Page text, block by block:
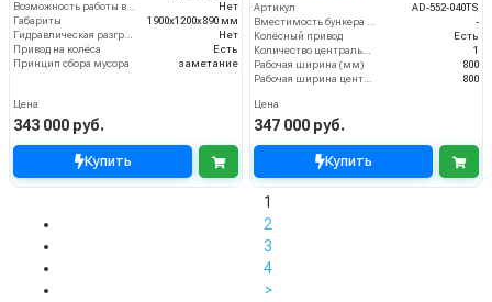
Возможность работы внутри помещения
Нет
Габариты
1900х1200х890 мм
Гидравлическая разгрузка
Нет
Привод на колёса
Есть
Принцип сбора мусора
заметание
Цена
343 000 руб.
Купить
Артикул
AD-552-040TS
Вместимость бункера (л)
-
Колёсный привод
Есть
Количество центральных мусоросборных валиков (шт)
1
Рабочая ширина (мм)
800
Рабочая ширина центральной щётки (мм)
800
Цена
347 000 руб.
Купить
1
2
3
4
>